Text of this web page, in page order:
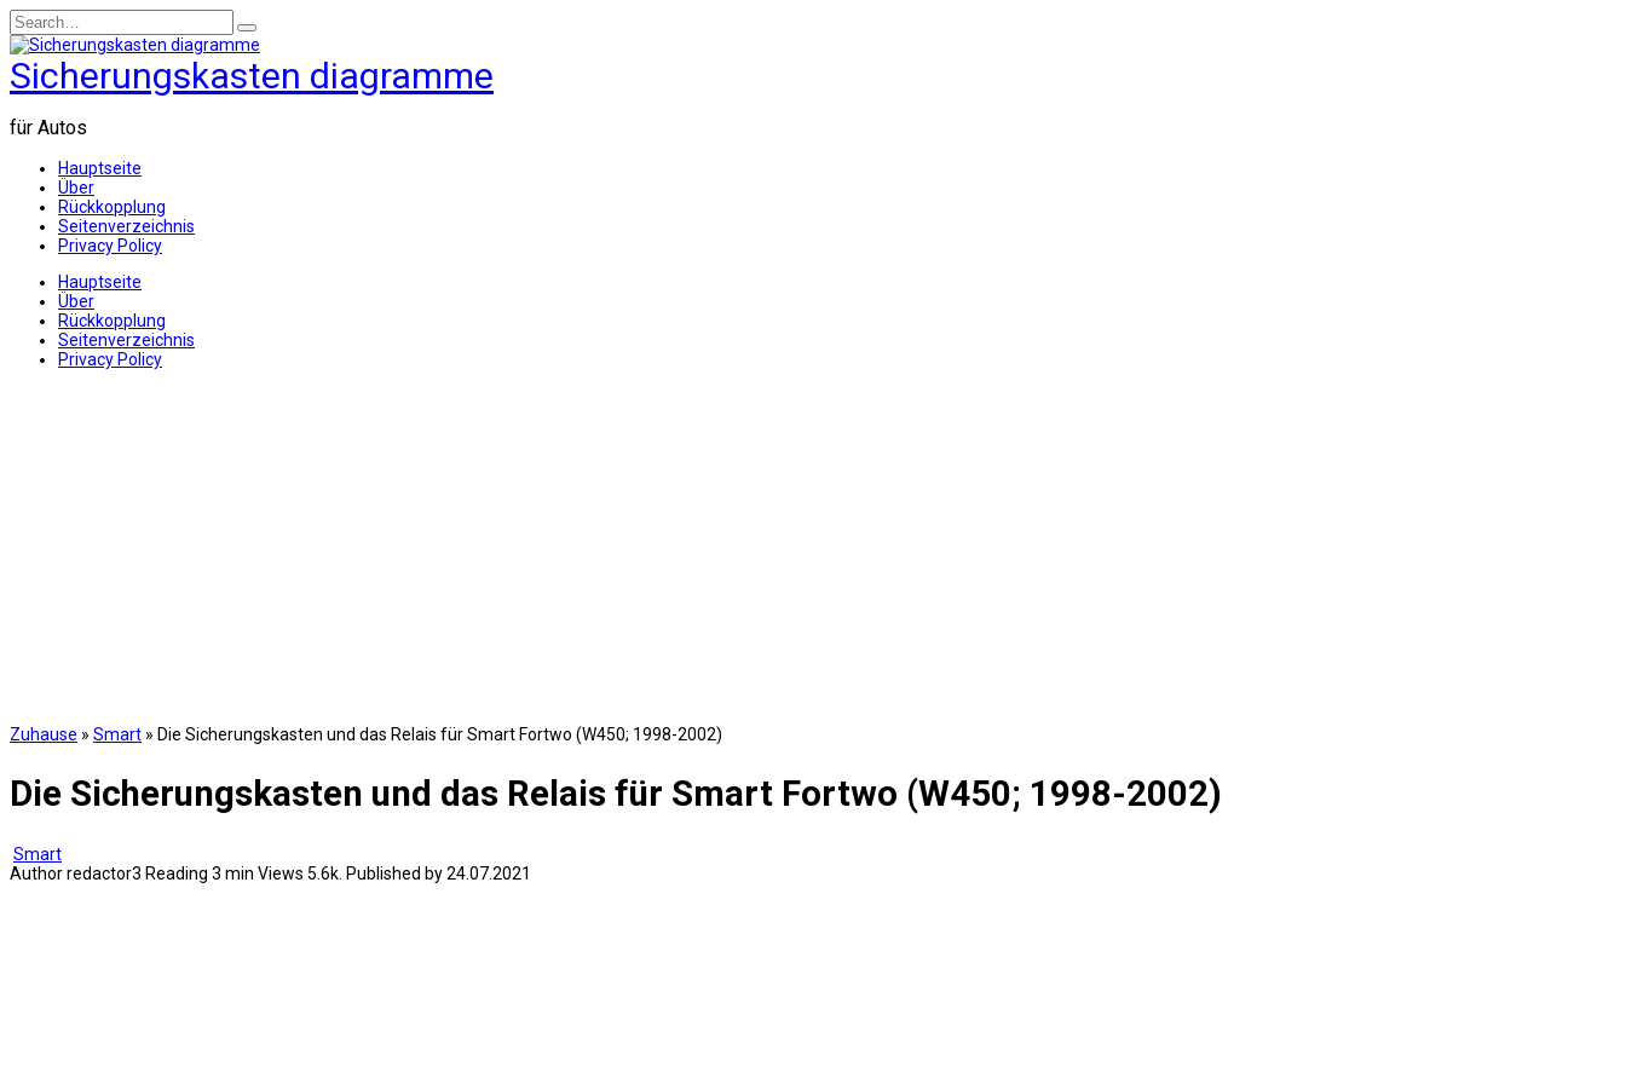
Skip
to
content
Search
for:
Sicherungskasten diagramme
für Autos
Hauptseite
Über
Rückkopplung
Seitenverzeichnis
Privacy Policy
Hauptseite
Über
Rückkopplung
Seitenverzeichnis
Privacy Policy
Zuhause » Smart » Die Sicherungskasten und das Relais für Smart Fortwo (W450; 1998-2002)
Die Sicherungskasten und das Relais für Smart Fortwo (W450; 1998-2002)
Smart
Authorredactor3 Reading 3 min Views 5.6k. Published by24.07.2021